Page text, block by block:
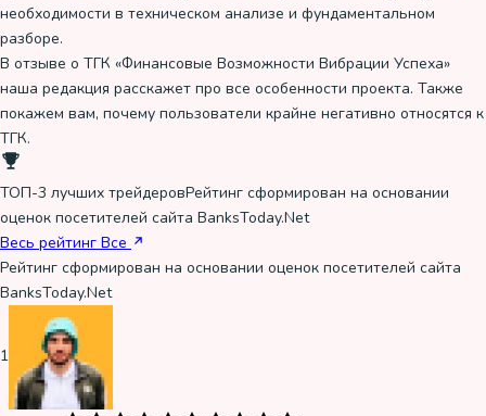
необходимости в техническом анализе и фундаментальном
разборе.
В отзыве о ТГК «Финансовые Возможности Вибрации Успеха»
наша редакция расскажет про все особенности проекта. Также
покажем вам, почему пользователи крайне негативно относятся к
ТГК.
ТОП-3 лучших трейдеровРейтинг сформирован на основании
оценок посетителей сайта BanksToday.Net
Весь рейтинг Все
Рейтинг сформирован на основании оценок посетителей сайта
BanksToday.Net
1